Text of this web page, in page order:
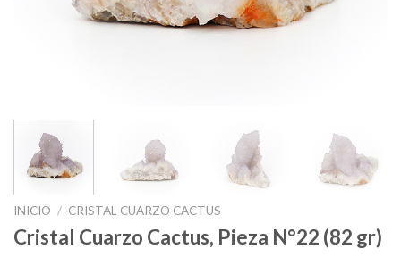
INICIO / CRISTAL CUARZO CACTUS
Cristal Cuarzo Cactus, Pieza N°22 (82 gr)